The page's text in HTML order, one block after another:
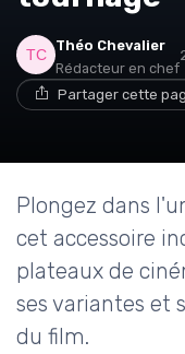
Théo Chevalier
Rédacteur en chef
Partager cette
Plongez dans
cet accessoire
plateaux de
ses variantes et
du film.
* En rejoignant
de Movies